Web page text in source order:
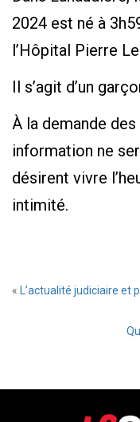
2024 est né à
l’Hôpital Pierre
Il s’agit d’un
À la demande
information ne
désirent vivre
intimité.
« L’actualité judiciaire et